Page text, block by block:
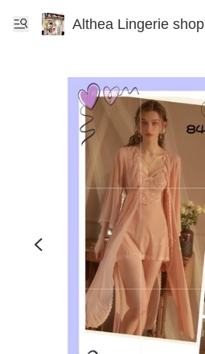
Althea Lingerie shop